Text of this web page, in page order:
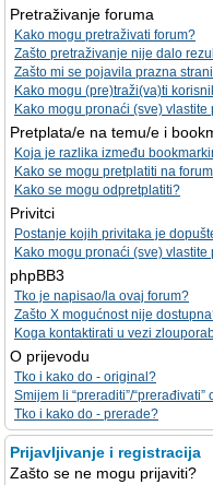
Pretraživanje foruma
Kako mogu pretraživati forum?
Zašto pretraživanje nije dalo
Zašto mi se pojavila prazna
Kako mogu (pre)traži(va)ti
Kako mogu pronaći (sve) vlastite
Pretplata/e na temu/e i
Koja je razlika između
Kako se mogu pretplatiti na
Kako se mogu odpretplatiti?
Privitci
Postanje kojih privitaka je
Kako mogu pronaći (sve) vlastite
phpBB3
Tko je napisao/la ovaj forum?
Zašto X mogućnost nije
Koga kontaktirati u vezi
O prijevodu
Tko i kako do - original?
Smijem li “preraditi”/
Tko i kako do - prerade?
Prijavljivanje i registracija
Zašto se ne mogu prijaviti?